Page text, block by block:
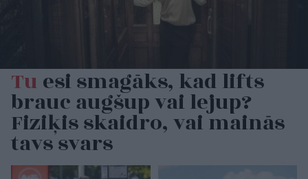
Tuesi smagāks, kad lifts
brauc augšup vai lejup?
Fiziķis skaidro, vai mainās
tavs svars